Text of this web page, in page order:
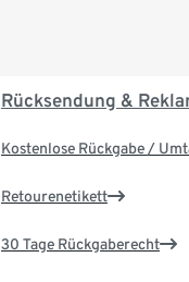
Rücksendung &
Kostenlose Rückgabe /
Retourenetikett
30 Tage Rückgaberecht